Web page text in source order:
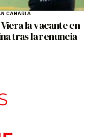
CANARIA
la vacante en
tras la renuncia